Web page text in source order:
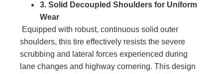
3. Solid Decoupled Shoulders for Uniform
Wear
Equipped with robust, continuous solid outer
shoulders, this tire effectively resists the severe
scrubbing and lateral forces experienced during
lane changes and highway cornering. This design